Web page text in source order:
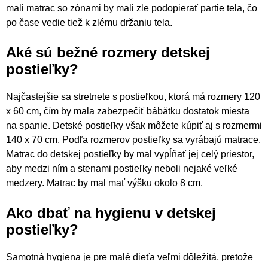
mali matrac so zónami by mali zle podopierať partie tela, čo
po čase vedie tiež k zlému držaniu tela.
Aké sú bežné rozmery detskej
postieľky?
Najčastejšie sa stretnete s postieľkou, ktorá má rozmery 120
x 60 cm, čím by mala zabezpečiť bábätku dostatok miesta
na spanie. Detské postieľky však môžete kúpiť aj s rozmermi
140 x 70 cm. Podľa rozmerov postieľky sa vyrábajú matrace.
Matrac do detskej postieľky by mal vypĺňať jej celý priestor,
aby medzi ním a stenami postieľky neboli nejaké veľké
medzery. Matrac by mal mať výšku okolo 8 cm.
Ako dbať na hygienu v detskej
postieľky?
Samotná hygiena je pre malé dieťa veľmi dôležitá, pretože